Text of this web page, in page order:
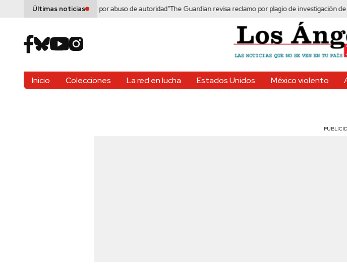
Últimas noticias
debe renunciar por abuso de autoridad"The Guardian revisa reclamo por plagio de investigación de
Inicio Colecciones La red en lucha Estados Unidos México violento